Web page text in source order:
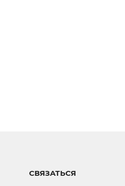
СВЯЗАТЬСЯ